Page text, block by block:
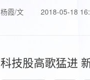
杨霞/文 2018-05-18
科技股高歌猛进